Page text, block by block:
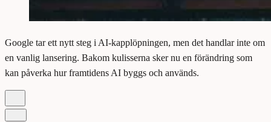
Google tar ett nytt steg i AI-kapplöpningen, men det handlar inte om
en vanlig lansering. Bakom kulisserna sker nu en förändring som
kan påverka hur framtidens AI byggs och används.